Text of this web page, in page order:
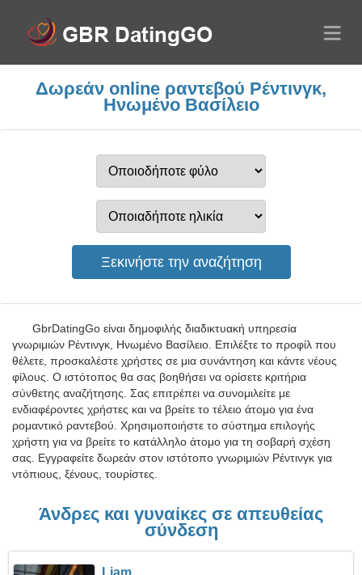
Δωρεάν online ραντεβού Ρέντινγκ,
Ηνωμένο Βασίλειο
GbrDatingGo είναι δημοφιλής διαδικτυακή υπηρεσία
γνωριμιών Ρέντινγκ, Ηνωμένο Βασίλειο. Επιλέξτε το προφίλ που
θέλετε, προσκαλέστε χρήστες σε μια συνάντηση και κάντε νέους
φίλους. Ο ιστότοπος θα σας βοηθήσει να ορίσετε κριτήρια
σύνθετης αναζήτησης. Σας επιτρέπει να συνομιλείτε με
ενδιαφέροντες χρήστες και να βρείτε το τέλειο άτομο για ένα
ρομαντικό ραντεβού. Χρησιμοποιήστε το σύστημα επιλογής
χρήστη για να βρείτε το κατάλληλο άτομο για τη σοβαρή σχέση
σας. Εγγραφείτε δωρεάν στον ιστότοπο γνωριμιών Ρέντινγκ για
ντόπιους, ξένους, τουρίστες.
Άνδρες και γυναίκες σε απευθείας
σύνδεση
Liam